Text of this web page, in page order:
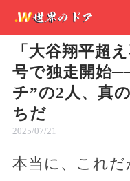
「大谷翔平超
号で独走開始
チ”の2人、真
ちだ
2025/07/21
本当に、これだ